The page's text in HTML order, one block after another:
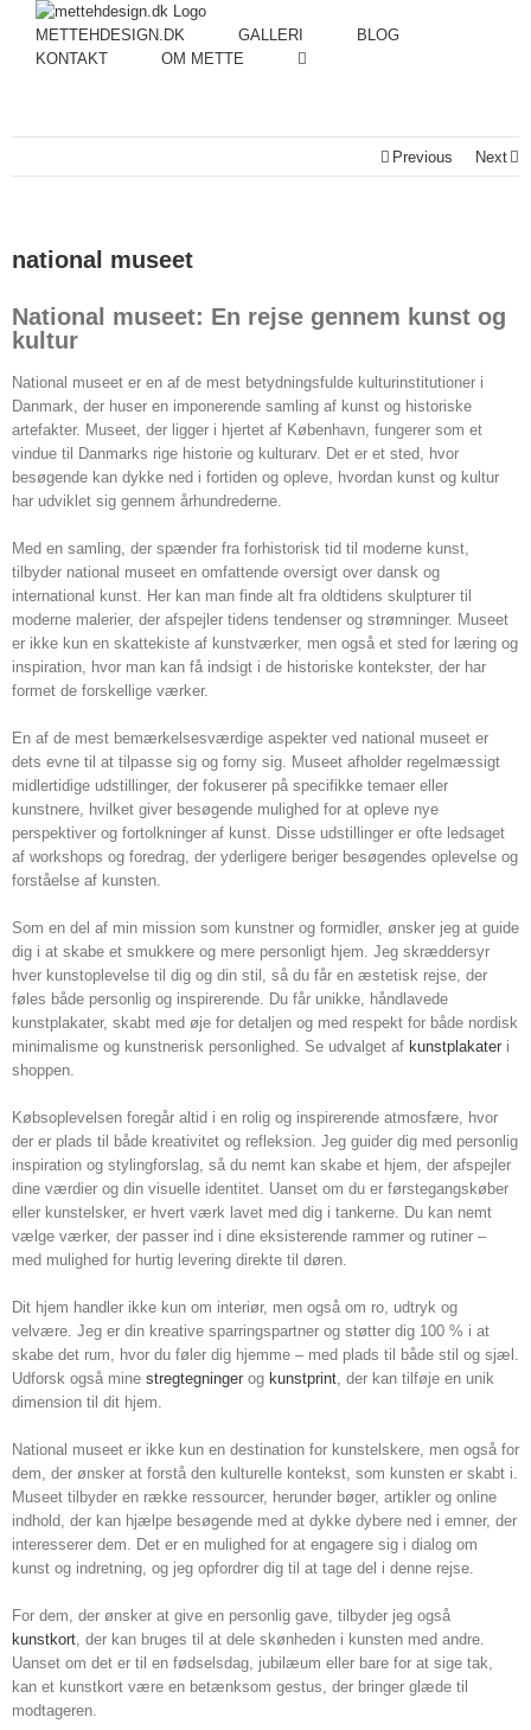
METTEHDESIGN.DK GALLERI
BLOG
KONTAKT
OM METTE
Previous Next
national museet
National museet: En rejse gennem kunst og
kultur
National museet er en af de mest betydningsfulde kulturinstitutioner i
Danmark, der huser en imponerende samling af kunst og historiske
artefakter. Museet, der ligger i hjertet af København, fungerer som et
vindue til Danmarks rige historie og kulturarv. Det er et sted, hvor
besøgende kan dykke ned i fortiden og opleve, hvordan kunst og kultur
har udviklet sig gennem århundrederne.
Med en samling, der spænder fra forhistorisk tid til moderne kunst,
tilbyder national museet en omfattende oversigt over dansk og
international kunst. Her kan man finde alt fra oldtidens skulpturer til
moderne malerier, der afspejler tidens tendenser og strømninger. Museet
er ikke kun en skattekiste af kunstværker, men også et sted for læring og
inspiration, hvor man kan få indsigt i de historiske kontekster, der har
formet de forskellige værker.
En af de mest bemærkelsesværdige aspekter ved national museet er
dets evne til at tilpasse sig og forny sig. Museet afholder regelmæssigt
midlertidige udstillinger, der fokuserer på specifikke temaer eller
kunstnere, hvilket giver besøgende mulighed for at opleve nye
perspektiver og fortolkninger af kunst. Disse udstillinger er ofte ledsaget
af workshops og foredrag, der yderligere beriger besøgendes oplevelse og
forståelse af kunsten.
Som en del af min mission som kunstner og formidler, ønsker jeg at guide
dig i at skabe et smukkere og mere personligt hjem. Jeg skræddersyr
hver kunstoplevelse til dig og din stil, så du får en æstetisk rejse, der
føles både personlig og inspirerende. Du får unikke, håndlavede
kunstplakater, skabt med øje for detaljen og med respekt for både nordisk
minimalisme og kunstnerisk personlighed. Se udvalget af kunstplakater i
shoppen.
Købsoplevelsen foregår altid i en rolig og inspirerende atmosfære, hvor
der er plads til både kreativitet og refleksion. Jeg guider dig med personlig
inspiration og stylingforslag, så du nemt kan skabe et hjem, der afspejler
dine værdier og din visuelle identitet. Uanset om du er førstegangskøber
eller kunstelsker, er hvert værk lavet med dig i tankerne. Du kan nemt
vælge værker, der passer ind i dine eksisterende rammer og rutiner –
med mulighed for hurtig levering direkte til døren.
Dit hjem handler ikke kun om interiør, men også om ro, udtryk og
velvære. Jeg er din kreative sparringspartner og støtter dig 100 % i at
skabe det rum, hvor du føler dig hjemme – med plads til både stil og sjæl.
Udforsk også mine stregtegninger og kunstprint, der kan tilføje en unik
dimension til dit hjem.
National museet er ikke kun en destination for kunstelskere, men også for
dem, der ønsker at forstå den kulturelle kontekst, som kunsten er skabt i.
Museet tilbyder en række ressourcer, herunder bøger, artikler og online
indhold, der kan hjælpe besøgende med at dykke dybere ned i emner, der
interesserer dem. Det er en mulighed for at engagere sig i dialog om
kunst og indretning, og jeg opfordrer dig til at tage del i denne rejse.
For dem, der ønsker at give en personlig gave, tilbyder jeg også
kunstkort, der kan bruges til at dele skønheden i kunsten med andre.
Uanset om det er til en fødselsdag, jubilæum eller bare for at sige tak,
kan et kunstkort være en betænksom gestus, der bringer glæde til
modtageren.